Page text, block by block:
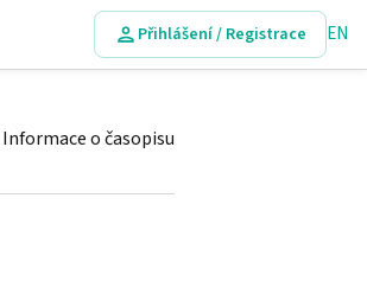
Přihlášení / Registrace EN
Informace o časopisu